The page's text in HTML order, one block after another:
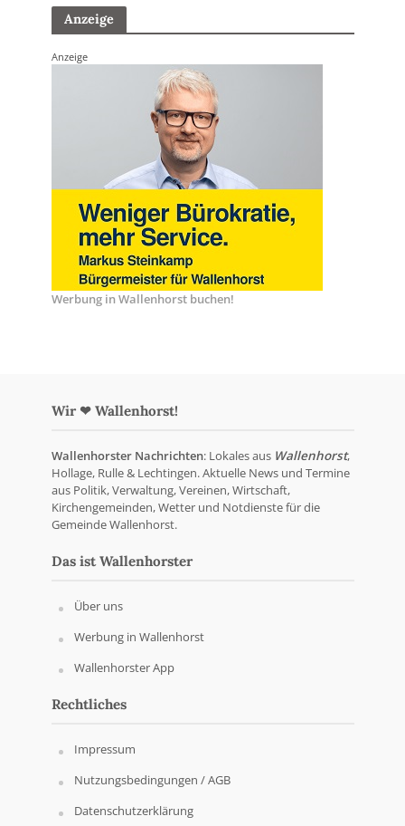
Anzeige
Anzeige
Werbung in Wallenhorst buchen!
Wir ❤ Wallenhorst!
Wallenhorster Nachrichten: Lokales aus Wallenhorst,
Hollage, Rulle & Lechtingen. Aktuelle News und Termine
aus Politik, Verwaltung, Vereinen, Wirtschaft,
Kirchengemeinden, Wetter und Notdienste für die
Gemeinde Wallenhorst.
Das ist Wallenhorster
Über uns
Werbung in Wallenhorst
Wallenhorster App
Rechtliches
Impressum
Nutzungsbedingungen / AGB
Datenschutzerklärung